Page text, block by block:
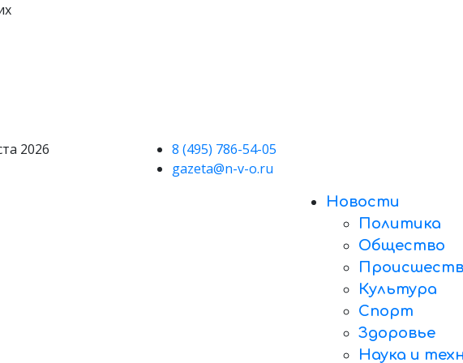
2026
8 (495) 786-54-05
gazeta@n-v-o.ru
Новости
Политика
Общество
Культура
Спорт
Здоровье
Наука и